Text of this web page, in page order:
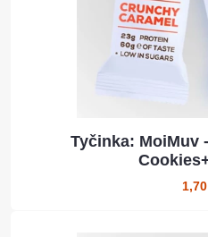
Tyčinka: MoiMuv